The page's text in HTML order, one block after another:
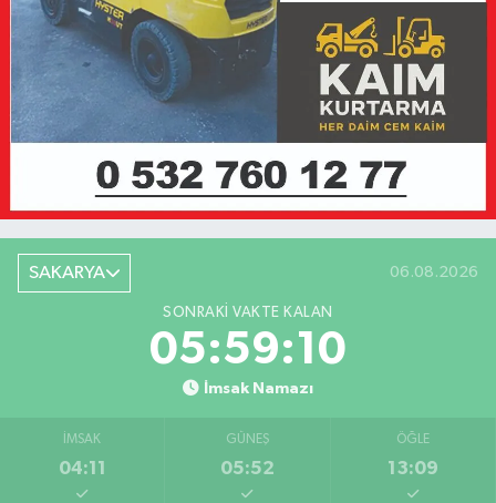
SAKARYA 06.08.2026
SONRAKI VAKTE KALAN
05:59:10
İmsak Namazı
İMSAK
04:11
GÜNEŞ
05:52
ÖĞLE
13:09